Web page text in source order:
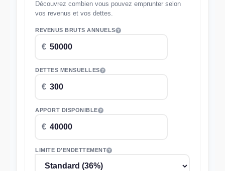
Découvrez combien vous pouvez emprunter selon
vos revenus et vos dettes.
REVENUS BRUTS ANNUELS
DETTES MENSUELLES
APPORT DISPONIBLE
LIMITE D'ENDETTEMENT